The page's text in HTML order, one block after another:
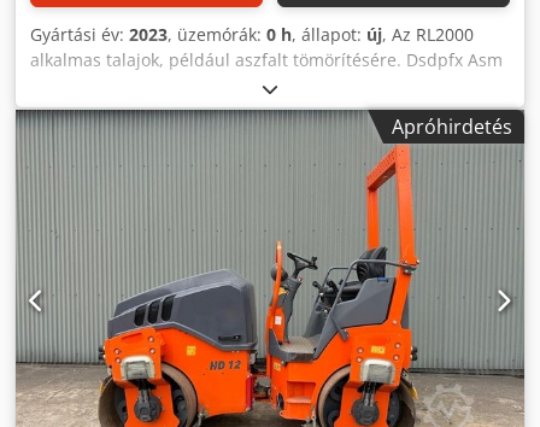
Gyártási év: 2023, üzemórák: 0 h, állapot: új, Az RL2000
alkalmas talajok, például aszfalt tömörítésére. Dsdpfx Asm
Tk Sbef Askr Termékinformációk: - Motor: Hatz -
Teljesítmény: 7,5 kW - Térfogat: 349 cm³ - Üzemanyag-
fogyasztás: 2,5 l/h - Akkumulátor: 12 V - Üzemanyag-
kapacitás: 4,3 l - Olajtérfogat: 12 l - Dobátmérő: 400 mm -
Dob szélessége: 600 mm - Hosszúság (nyitott kar): 2400
mm - Hossz (zárt kar): 1300 mm - szélesség: 710 mm -
Magasság (nyitott kar): 1010 mm - Magasság (zárt kar):
1250 mm - Víztartály kapacitása: 25 l - Hidraulikaolaj-
térfogat: 50 l - Rezgési frekvencia: 60 Hz - Centrifugális erő:
20 kN - Statikus lineáris terhelés: 5,6 kg/cm - Tömörítési
terület: 2700 m²/h - Sebesség: 4,5 km/h - Nívódási
képesség: 40% - Súly: 572 kg Kiszállítás: Európa-szerte
(önátvétel is lehetséges) Ha bármilyen kérdése van, kérjük,
forduljon hozzánk bizalommal!
Apróhirdetés